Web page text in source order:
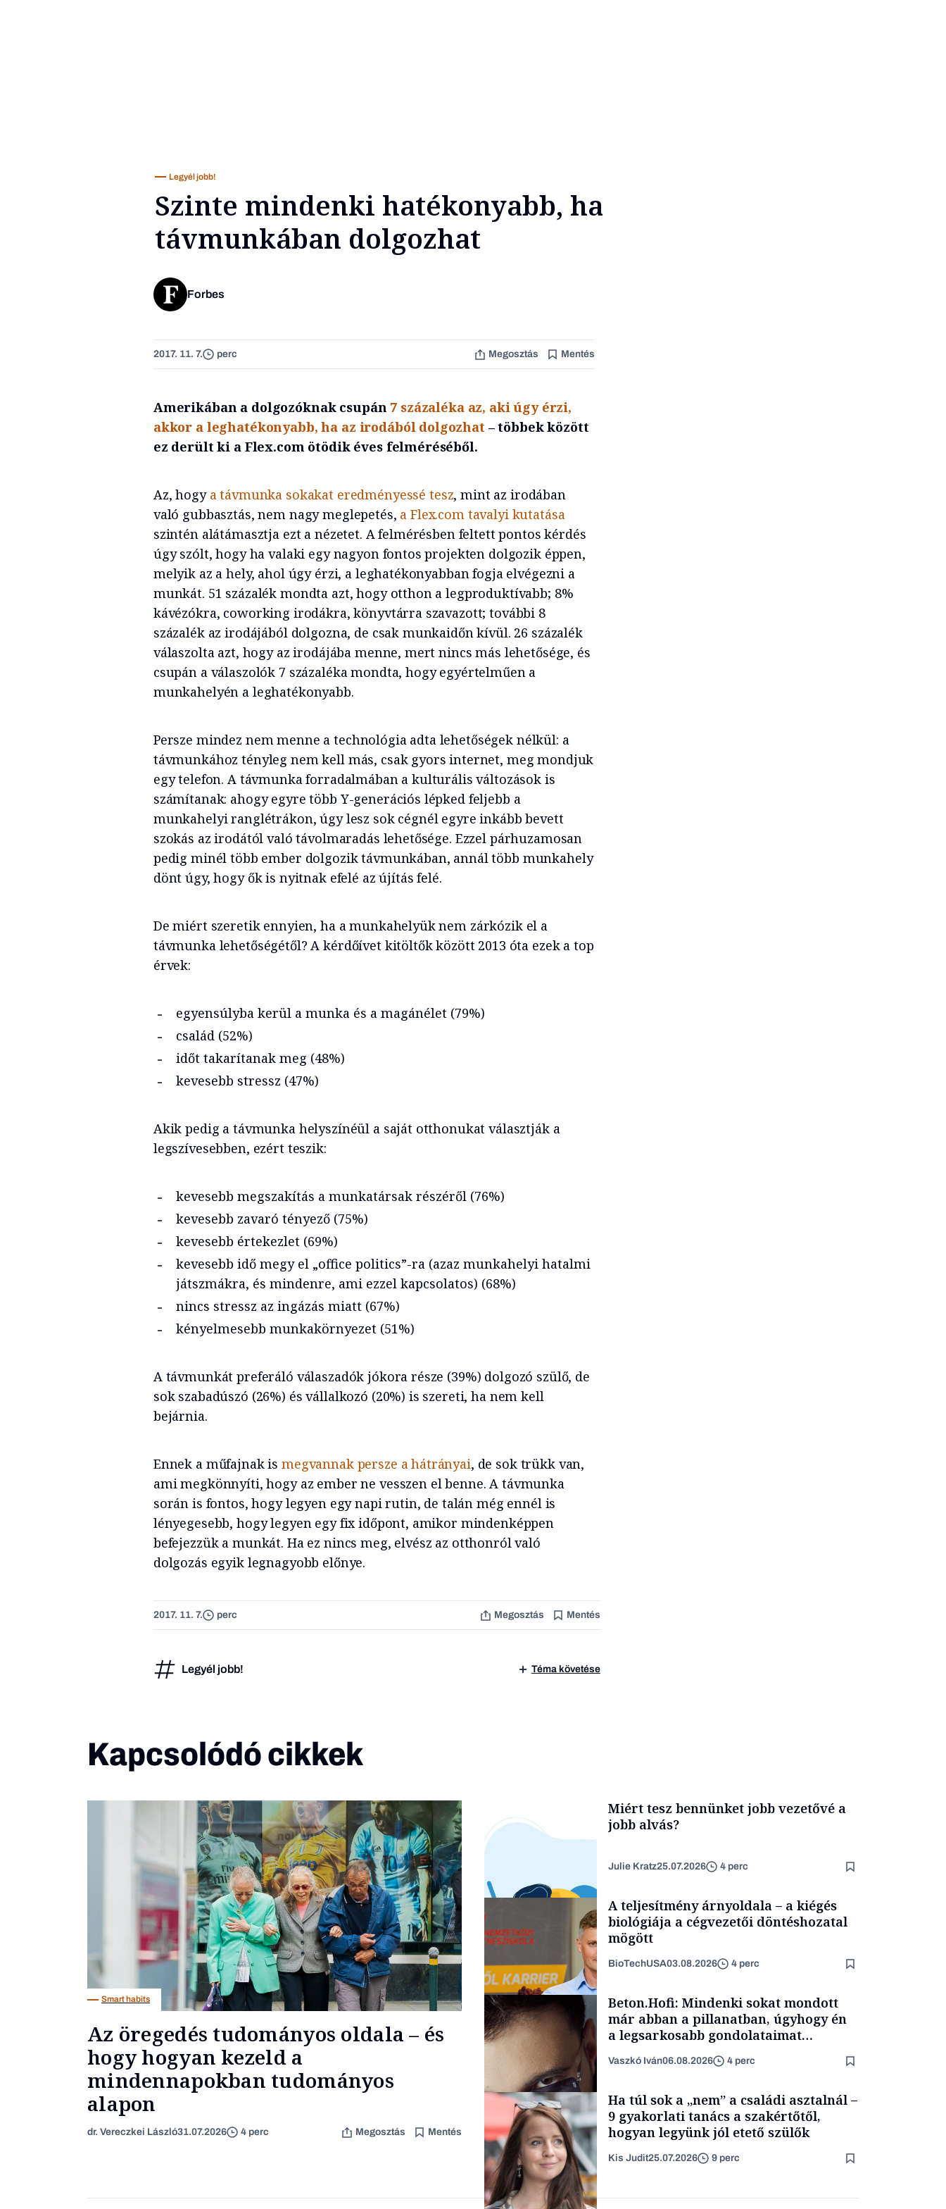
Legyél jobb!
Szinte mindenki hatékonyabb, ha
távmunkában dolgozhat
Forbes
2017. 11. 7. perc Megosztás Mentés
Amerikában a dolgozóknak csupán 7 százaléka az, aki úgy érzi,
akkor a leghatékonyabb, ha az irodából dolgozhat – többek között
ez derült ki a Flex.com ötödik éves felméréséből.
Az, hogy a távmunka sokakat eredményessé tesz, mint az irodában
való gubbasztás, nem nagy meglepetés, a Flex.com tavalyi kutatása
szintén alátámasztja ezt a nézetet. A felmérésben feltett pontos kérdés
úgy szólt, hogy ha valaki egy nagyon fontos projekten dolgozik éppen,
melyik az a hely, ahol úgy érzi, a leghatékonyabban fogja elvégezni a
munkát. 51 százalék mondta azt, hogy otthon a legproduktívabb; 8%
kávézókra, coworking irodákra, könyvtárra szavazott; további 8
százalék az irodájából dolgozna, de csak munkaidőn kívül. 26 százalék
válaszolta azt, hogy az irodájába menne, mert nincs más lehetősége, és
csupán a válaszolók 7 százaléka mondta, hogy egyértelműen a
munkahelyén a leghatékonyabb.
Persze mindez nem menne a technológia adta lehetőségek nélkül: a
távmunkához tényleg nem kell más, csak gyors internet, meg mondjuk
egy telefon. A távmunka forradalmában a kulturális változások is
számítanak: ahogy egyre több Y-generációs lépked feljebb a
munkahelyi ranglétrákon, úgy lesz sok cégnél egyre inkább bevett
szokás az irodától való távolmaradás lehetősége. Ezzel párhuzamosan
pedig minél több ember dolgozik távmunkában, annál több munkahely
dönt úgy, hogy ők is nyitnak efelé az újítás felé.
De miért szeretik ennyien, ha a munkahelyük nem zárkózik el a
távmunka lehetőségétől? A kérdőívet kitöltők között 2013 óta ezek a top
érvek:
egyensúlyba kerül a munka és a magánélet (79%)
család (52%)
időt takarítanak meg (48%)
kevesebb stressz (47%)
Akik pedig a távmunka helyszínéül a saját otthonukat választják a
legszívesebben, ezért teszik:
kevesebb megszakítás a munkatársak részéről (76%)
kevesebb zavaró tényező (75%)
kevesebb értekezlet (69%)
kevesebb idő megy el „office politics”-ra (azaz munkahelyi hatalmi
játszmákra, és mindenre, ami ezzel kapcsolatos) (68%)
nincs stressz az ingázás miatt (67%)
kényelmesebb munkakörnyezet (51%)
A távmunkát preferáló válaszadók jókora része (39%) dolgozó szülő, de
sok szabadúszó (26%) és vállalkozó (20%) is szereti, ha nem kell
bejárnia.
Ennek a műfajnak is megvannak persze a hátrányai, de sok trükk van,
ami megkönnyíti, hogy az ember ne vesszen el benne. A távmunka
során is fontos, hogy legyen egy napi rutin, de talán még ennél is
lényegesebb, hogy legyen egy fix időpont, amikor mindenképpen
befejezzük a munkát. Ha ez nincs meg, elvész az otthonról való
dolgozás egyik legnagyobb előnye.
2017. 11. 7. perc Megosztás Mentés
Legyél jobb! Téma követése
Kapcsolódó cikkek
Smart habits
Az öregedés tudományos oldala – és
hogy hogyan kezeld a
mindennapokban tudományos
alapon
dr. Vereczkei László31.07.2026 4 perc Megosztás Mentés
Miért tesz bennünket jobb vezetővé a
jobb alvás?
Julie Kratz25.07.2026 4 perc
Content Lab HUB
A teljesítmény árnyoldala – a kiégés
biológiája a cégvezetői döntéshozatal
mögött
BioTechUSA03.08.2026 4 perc
Forbes-sztori
Beton.Hofi: Mindenki sokat mondott
már abban a pillanatban, úgyhogy én
a legsarkosabb gondolataimat
Vaszkó Iván06.08.2026 4 perc
Ha túl sok a „nem” a családi asztalnál –
9 gyakorlati tanács a szakértőtől,
hogyan legyünk jól etető szülők
Kis Judit25.07.2026 9 perc